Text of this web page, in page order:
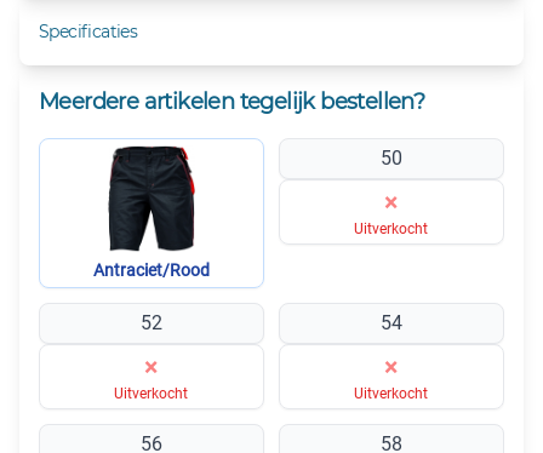
Specificaties
Meerdere artikelen tegelijk bestellen?
Antraciet/Rood
50
×
Uitverkocht
52
×
Uitverkocht
54
×
Uitverkocht
56 58